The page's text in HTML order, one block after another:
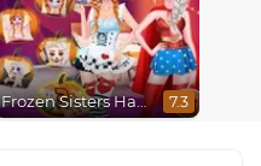
Frozen Sisters Halloween Party 7.3